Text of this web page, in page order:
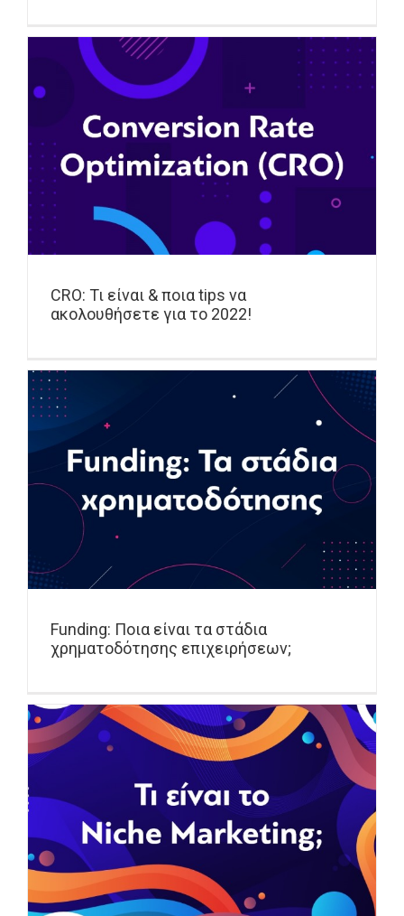
CRO: Τι είναι & ποια tips να
ακολουθήσετε για το 2022!
Funding: Ποια είναι τα στάδια
χρηματοδότησης επιχειρήσεων;